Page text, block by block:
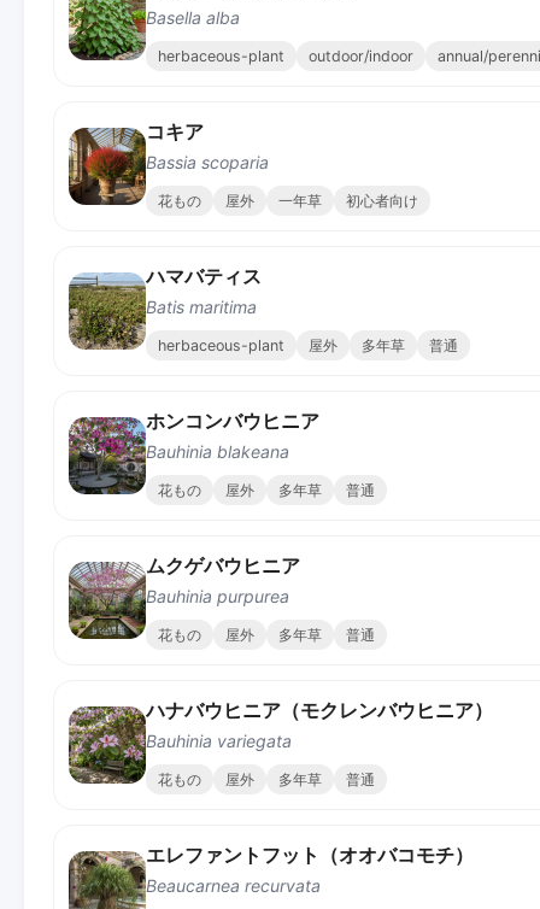
Basella alba
herbaceous-plant outdoor/indoor annual/
コキア
Bassia scoparia
花もの 屋外 一年草 初心者向け
ハマバティス
Batis maritima
herbaceous-plant 屋外 多年草 普通
ホンコンバウヒニア
Bauhinia blakeana
花もの 屋外 多年草 普通
ムクゲバウヒニア
Bauhinia purpurea
花もの 屋外 多年草 普通
ハナバウヒニア（モクレンバウヒニア）
Bauhinia variegata
花もの 屋外 多年草 普通
エレファントフット（オオバコモチ）
Beaucarnea recurvata